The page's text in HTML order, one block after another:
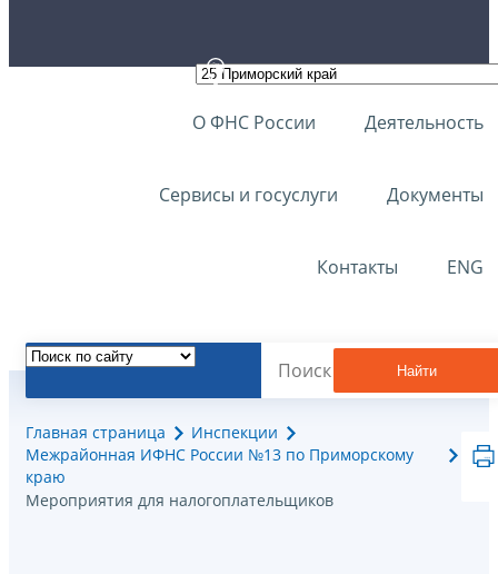
О ФНС России Деятельность
Сервисы и госуслуги Документы
Контакты ENG
Найти
Главная страница
Инспекции
Межрайонная ИФНС России №13 по Приморскому
краю
Мероприятия для налогоплательщиков